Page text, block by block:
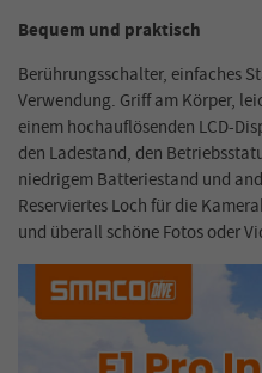
Bequem und praktisch
Berührungsschalter, einfaches
Verwendung. Griff am Körper,
einem hochauflösenden LCD-
den Ladestand, den
niedrigem Batteriestand und
Reserviertes Loch für die
und überall schöne Fotos oder